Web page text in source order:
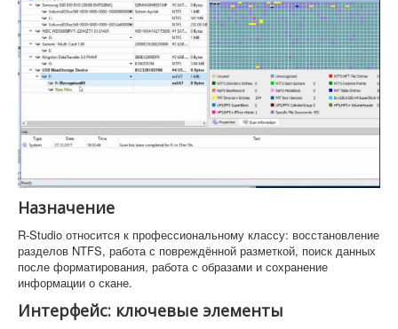
Назначение
R-Studio относится к профессиональному классу: восстановление
разделов NTFS, работа с повреждённой разметкой, поиск данных
после форматирования, работа с образами и сохранение
информации о скане.
Интерфейс: ключевые элементы